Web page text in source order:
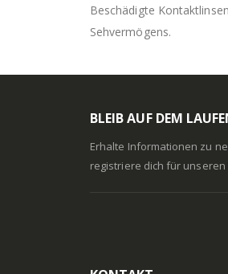
Beschädigte
Sehvermögens.
BLEIB AUF DEM
Erhalte Informationen zu
registriere dich für